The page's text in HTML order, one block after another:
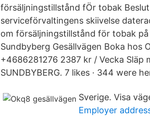
försäljningstillstånd fÖr tobak
serviceförvaltingens skiivelse
om försäljningstillstånd för tobak på
Sundbyberg Gesällvägen Boka hos
+4686281276 2387 kr / Vecka Släp
SUNDBYBERG. 7 likes · 344 were
Sverige. Visa
Employer